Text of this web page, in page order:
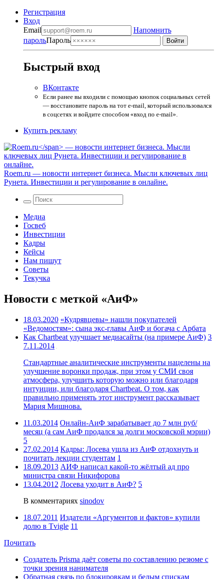
Регистрация
Вход
Email
Напомнить
парольПароль
Быстрый вход
ВКонтакте
Если ранее вы входили с помощью кнопок социальных сетей
— восстановите пароль на тот e-mail, который использовался
в соцсетях и войдите способом «вход по e-mail».
Купить рекламу
Roem.ru — новости интернет бизнеса. Мысли ключевых лиц
Рунета. Инвестиции и регулирование в онлайне.
Медиа
Госвеб
Инвестиции
Кадры
Кейсы
Нам пишут
Советы
Текучка
Новости с меткой «АиФ»
18.03.2020 «Кудрявцевы» нашли покупателей
«Ведомостям»: сына экс-главы АиФ и богача с Арбата
Как Chartbeat улучшает медиасайты (на примере AиФ) 3
7.11.2014
Стандартные аналитические инструменты нацелены на
улучшение воронки продаж, при этом у СМИ своя
атмосфера, улучшить которую можно или благодаря
интуиции, или благодаря Chartbeat. О том, как
правильно применять этот инструмент рассказывает
Мария Мишнова.
11.03.2014 Онлайн-АиФ зарабатывает до 7 млн руб/
месяц (а сам АиФ продался за долги московской мэрии)
5
27.02.2014 Кадры: Лосева ушла из АиФ отдохнуть и
почитать лекции студентам 1
18.09.2013 АИФ написал какой-то жёлтый ад про
министра связи Никифорова
13.04.2012 Лосева уходит в АиФ? 5
В комментариях sinodov
18.07.2011 Издатели «Аргументов и фактов» купили
долю в Tvigle 11
Почитать
Создатель Prisma даёт советы по составлению резюме с
точки зрения нанимателя
Обратная связь по блокировкам и белым спискам